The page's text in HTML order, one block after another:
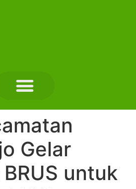
Gelar
untuk